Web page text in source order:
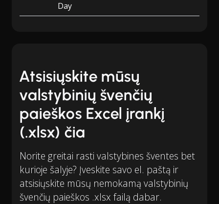
Day
Atsisiųskite mūsų
valstybinių švenčių
paieškos Excel įrankį
(.xlsx) čia
Norite greitai rasti valstybines šventes bet
kurioje šalyje? Įveskite savo el. paštą ir
atsisiųskite mūsų nemokamą valstybinių
švenčių paieškos .xlsx failą dabar.